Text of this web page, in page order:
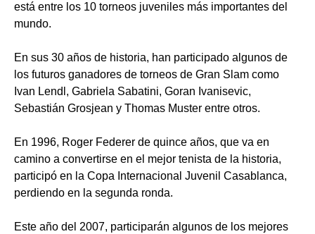
está entre los 10 torneos juveniles más importantes del
mundo.
En sus 30 años de historia, han participado algunos de
los futuros ganadores de torneos de Gran Slam como
Ivan Lendl, Gabriela Sabatini, Goran Ivanisevic,
Sebastián Grosjean y Thomas Muster entre otros.
En 1996, Roger Federer de quince años, que va en
camino a convertirse en el mejor tenista de la historia,
participó en la Copa Internacional Juvenil Casablanca,
perdiendo en la segunda ronda.
Este año del 2007, participarán algunos de los mejores